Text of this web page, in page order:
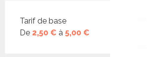
Tarifs 2026
Tarif de base
De 2,50 € à 5,00 €